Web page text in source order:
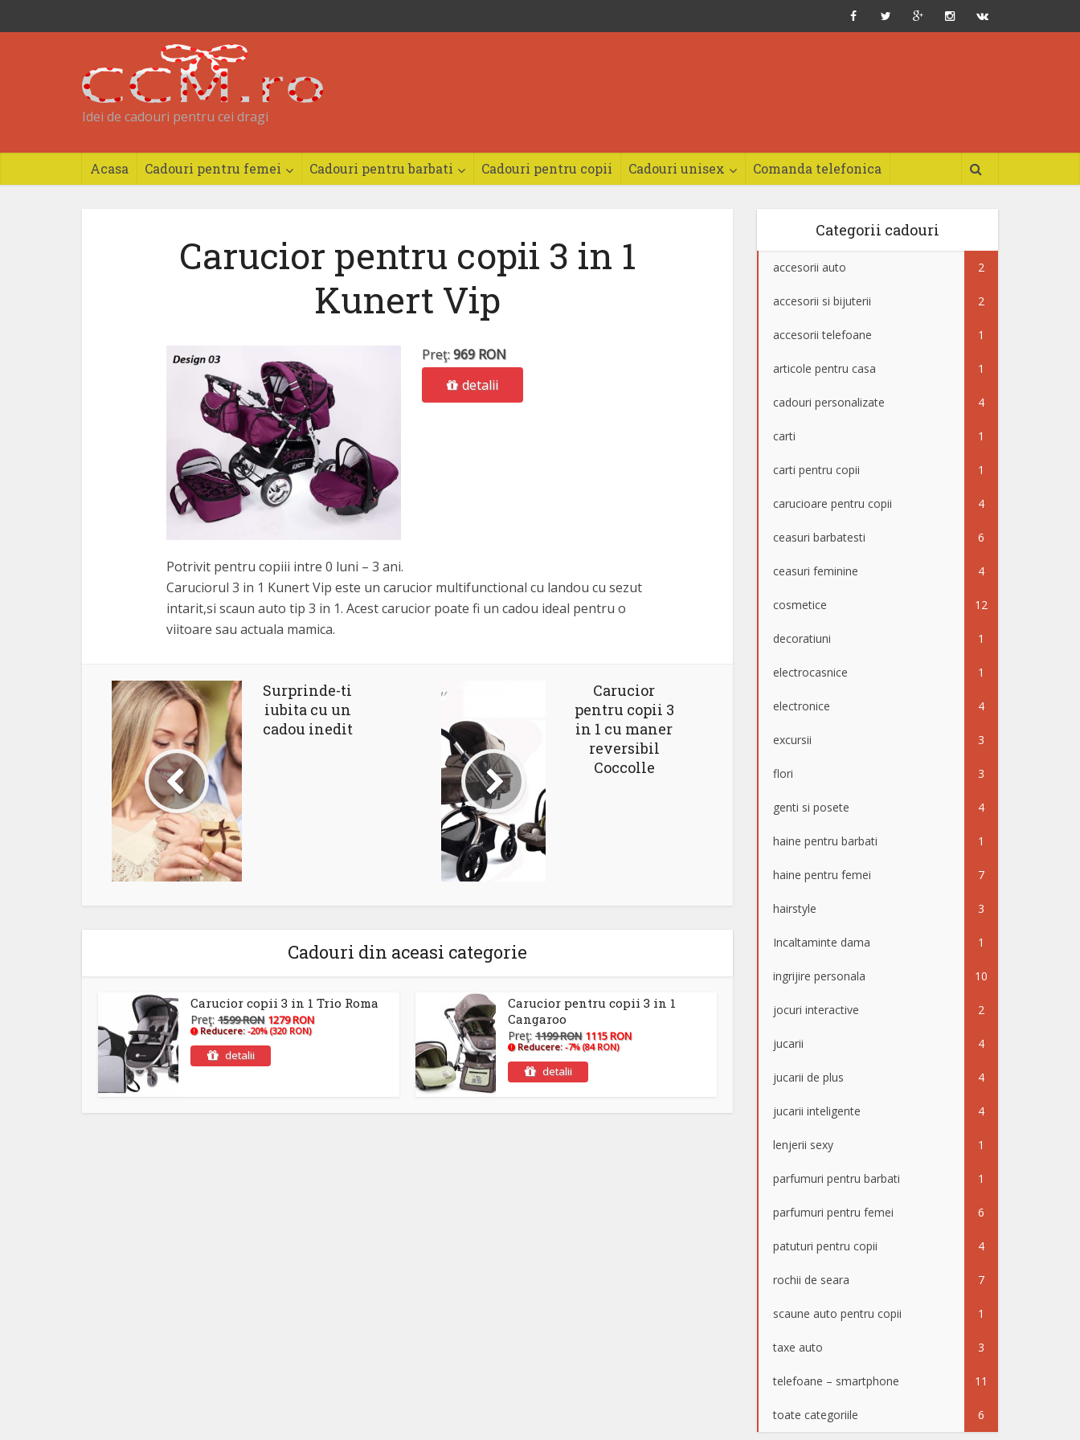
Idei de cadouri pentru cei dragi
Acasa Cadouri pentru femei Cadouri pentru barbati Cadouri pentru copii Cadouri unisex Comanda telefonica
Carucior pentru copii 3 in 1
Kunert Vip
Preţ:969 RON
detalii
Potrivit pentru copiii intre 0 luni – 3 ani.
Caruciorul 3 in 1 Kunert Vip este un carucior multifunctional cu landou cu sezut
intarit,si scaun auto tip 3 in 1. Acest carucior poate fi un cadou ideal pentru o
viitoare sau actuala mamica.
Surprinde-ti
iubita cu un
cadou inedit
Carucior
pentru copii 3
in 1 cu maner
reversibil
Coccolle
Cadouri din aceasi categorie
Carucior copii 3 in 1 Trio Roma
Preţ: 1599 RON 1279 RON
Reducere:-20% (320 RON)
detalii
Carucior pentru copii 3 in 1
Cangaroo
Preţ: 1199 RON 1115 RON
Reducere:-7% (84 RON)
detalii
Categorii cadouri
accesorii auto 2
accesorii si bijuterii 2
accesorii telefoane 1
articole pentru casa 1
cadouri personalizate 4
carti 1
carti pentru copii 1
carucioare pentru copii 4
ceasuri barbatesti 6
ceasuri feminine 4
cosmetice 12
decoratiuni 1
electrocasnice 1
electronice 4
excursii 3
flori 3
genti si posete 4
haine pentru barbati 1
haine pentru femei 7
hairstyle 3
Incaltaminte dama 1
ingrijire personala 10
jocuri interactive 2
jucarii 4
jucarii de plus 4
jucarii inteligente 4
lenjerii sexy 1
parfumuri pentru barbati 1
parfumuri pentru femei 6
patuturi pentru copii 4
rochii de seara 7
scaune auto pentru copii 1
taxe auto 3
telefoane – smartphone 11
toate categoriile 6